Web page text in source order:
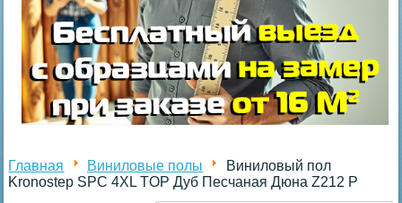
Главная Виниловые полы
Виниловый пол
Kronostep SPC 4XL TOP Дуб Песчаная Дюна Z212 P